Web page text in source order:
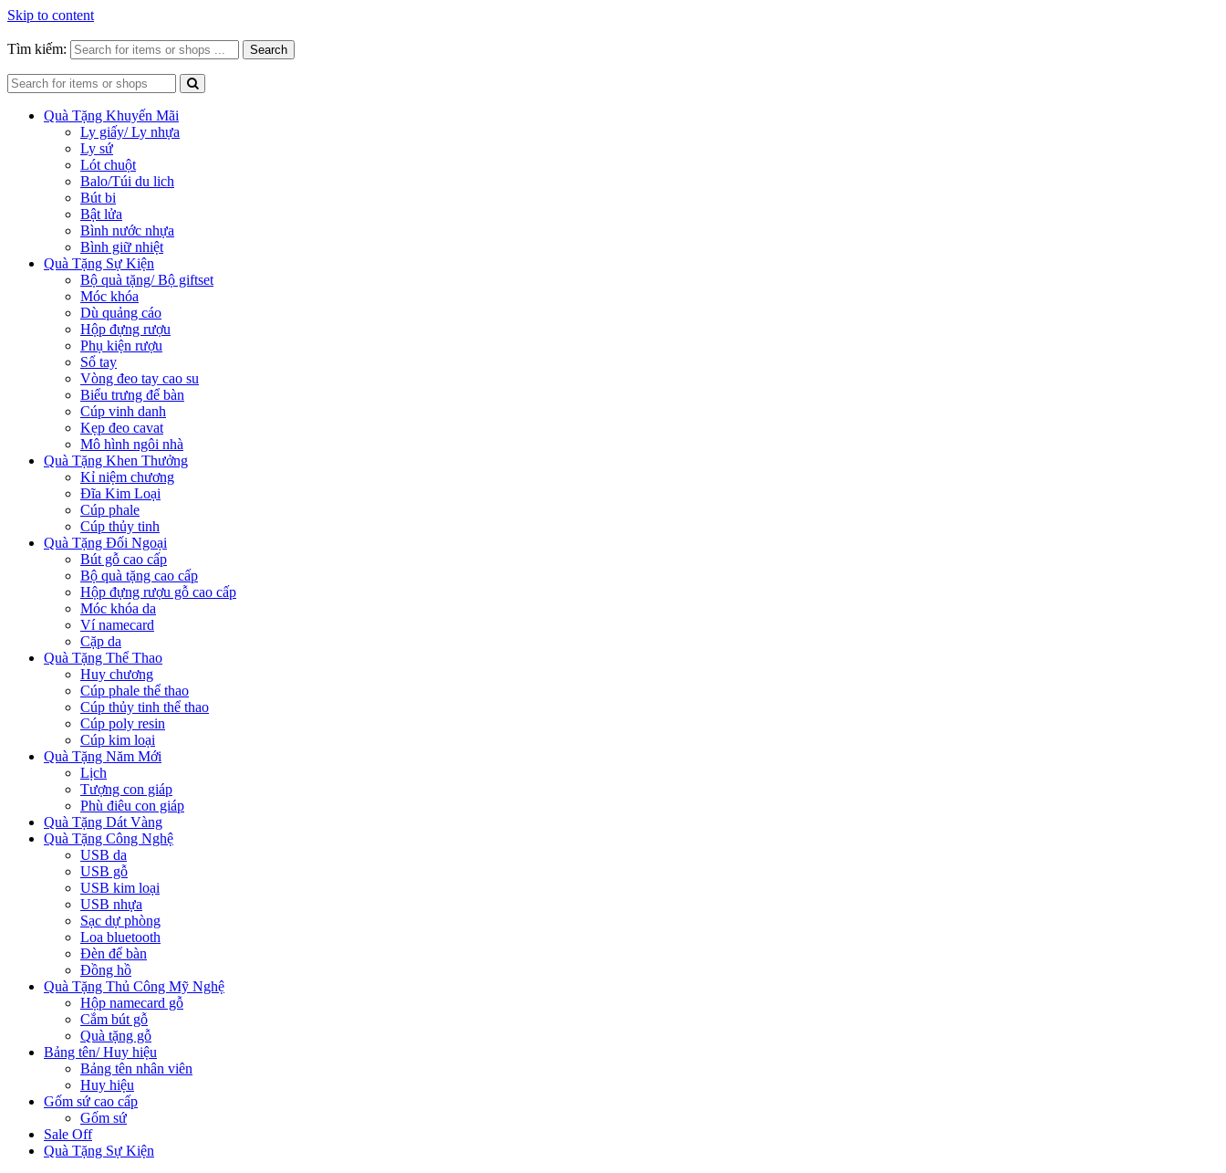
Skip to content
Tìm kiếm: Search
Quà Tặng Khuyến Mãi
Ly giấy/ Ly nhựa
Ly sứ
Lót chuột
Balo/Túi du lich
Bút bi
Bật lửa
Bình nước nhựa
Bình giữ nhiệt
Quà Tặng Sự Kiện
Bộ quà tặng/ Bộ giftset
Móc khóa
Dù quảng cáo
Hộp đựng rượu
Phụ kiện rượu
Sổ tay
Vòng đeo tay cao su
Biểu trưng để bàn
Cúp vinh danh
Kẹp đeo cavat
Mô hình ngôi nhà
Quà Tặng Khen Thưởng
Kỉ niệm chương
Đĩa Kim Loại
Cúp phale
Cúp thủy tinh
Quà Tặng Đối Ngoại
Bút gỗ cao cấp
Bộ quà tặng cao cấp
Hộp đựng rượu gỗ cao cấp
Móc khóa da
Ví namecard
Cặp da
Quà Tặng Thể Thao
Huy chương
Cúp phale thể thao
Cúp thủy tinh thể thao
Cúp poly resin
Cúp kim loại
Quà Tặng Năm Mới
Lịch
Tượng con giáp
Phù điêu con giáp
Quà Tặng Dát Vàng
Quà Tặng Công Nghệ
USB da
USB gỗ
USB kim loại
USB nhựa
Sạc dự phòng
Loa bluetooth
Đèn để bàn
Đồng hồ
Quà Tặng Thủ Công Mỹ Nghệ
Hộp namecard gỗ
Cắm bút gỗ
Quà tặng gỗ
Bảng tên/ Huy hiệu
Bảng tên nhân viên
Huy hiệu
Gốm sứ cao cấp
Gốm sứ
Sale Off
Quà Tặng Sự Kiện